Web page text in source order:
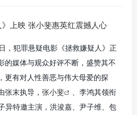
，犯罪悬疑电影《拯救嫌疑人》正
的媒体与观众好评不断，盛赞其不
更有对人性善恶与伟大母爱的探
张末执导， 张小斐
、李鸿其领衔
子异特邀主演，洪浚嘉、尹子维、包